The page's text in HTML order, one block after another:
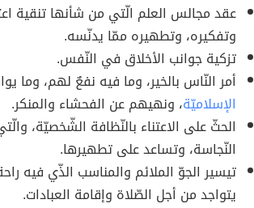
عقد مجالس العلم الّتي من شأنها تنقية
وتفكيره، وتطهيره ممّا يدنّسه.
تزكية جوانب الأخلاق في النّفس.
أمر النّاس بالخير، وما فيه نفعٌ لهم، وما
الإسلاميّة، ونهيهم عن الفحشاء والمنكر.
الحثّ على الاعتناء بالنّظافة الشّخصيّة،
النّجاسة، وتساعد على تطهيرها.
تيسير الجوّ الملائم والمناسب الذّي فيه
يتواجد من أجل الصّلاة وإقامة العبادات.